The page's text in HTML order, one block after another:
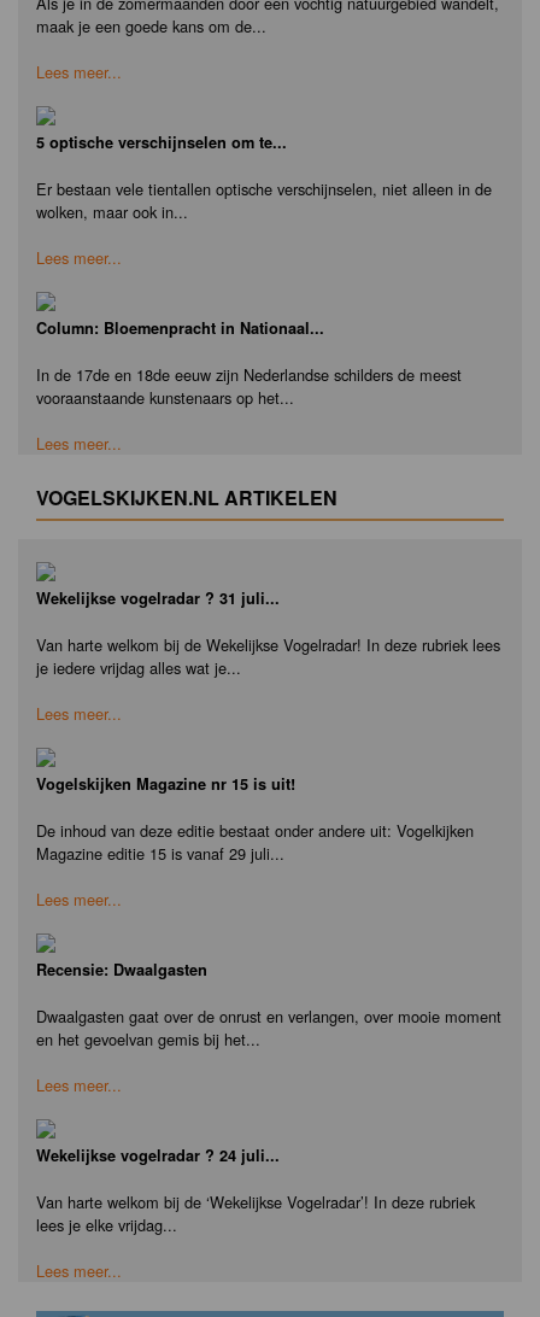
maak je een goede kans om de...
Lees meer...
5 optische verschijnselen om te...
Er bestaan vele tientallen optische verschijnselen, niet alleen in de
wolken, maar ook in...
Lees meer...
Column: Bloemenpracht in Nationaal...
In de 17de en 18de eeuw zijn Nederlandse schilders de meest
vooraanstaande kunstenaars op het...
Lees meer...
VOGELSKIJKEN.NL ARTIKELEN
Wekelijkse vogelradar ? 31 juli...
Van harte welkom bij de Wekelijkse Vogelradar! In deze rubriek lees
je iedere vrijdag alles wat je...
Lees meer...
Vogelskijken Magazine nr 15 is uit!
De inhoud van deze editie bestaat onder andere uit: Vogelkijken
Magazine editie 15 is vanaf 29 juli...
Lees meer...
Recensie: Dwaalgasten
Dwaalgasten gaat over de onrust en verlangen, over mooie moment
en het gevoelvan gemis bij het...
Lees meer...
Wekelijkse vogelradar ? 24 juli...
Van harte welkom bij de ‘Wekelijkse Vogelradar’! In deze rubriek
lees je elke vrijdag...
Lees meer...